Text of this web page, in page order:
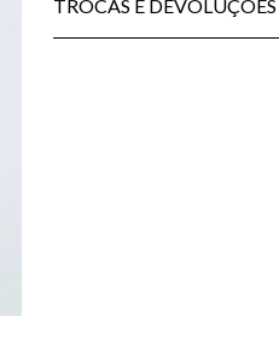
TROCAS E DEVOLUÇÕES